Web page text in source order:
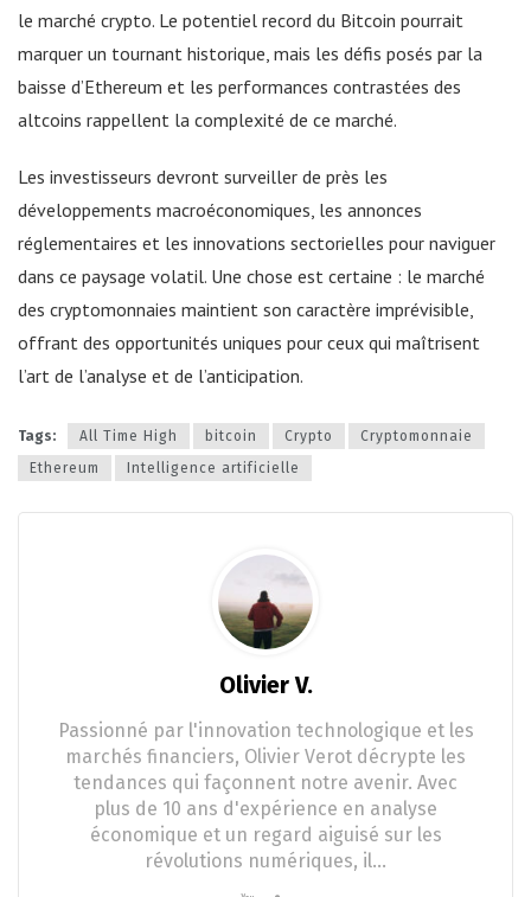
le marché crypto. Le potentiel record du Bitcoin pourrait
marquer un tournant historique, mais les défis posés par la
baisse d’Ethereum et les performances contrastées des
altcoins rappellent la complexité de ce marché.
Les investisseurs devront surveiller de près les
développements macroéconomiques, les annonces
réglementaires et les innovations sectorielles pour naviguer
dans ce paysage volatil. Une chose est certaine : le marché
des cryptomonnaies maintient son caractère imprévisible,
offrant des opportunités uniques pour ceux qui maîtrisent
l’art de l’analyse et de l’anticipation.
Tags: All Time High bitcoin Crypto
Cryptomonnaie
Ethereum
Intelligence artificielle
Olivier V.
Passionné par l'innovation technologique et les
marchés financiers, Olivier Verot décrypte les
tendances qui façonnent notre avenir. Avec
plus de 10 ans d'expérience en analyse
économique et un regard aiguisé sur les
révolutions numériques, il…